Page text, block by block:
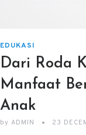
EDUKASI
Dari Roda
Manfaat
Anak
by ADMIN 23